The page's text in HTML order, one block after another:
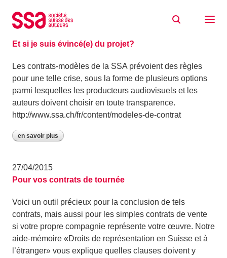
27/04/2015
Et si je suis évincé(e) du projet?
Les contrats-modèles de la SSA prévoient des règles
pour une telle crise, sous la forme de plusieurs options
parmi lesquelles les producteurs audiovisuels et les
auteurs doivent choisir en toute transparence.
http://www.ssa.ch/fr/content/modeles-de-contrat
en savoir plus
27/04/2015
Pour vos contrats de tournée
Voici un outil précieux pour la conclusion de tels
contrats, mais aussi pour les simples contrats de vente
si votre propre compagnie représente votre œuvre. Notre
aide-mémoire «Droits de représentation en Suisse et à
l’étranger» vous explique quelles clauses doivent y